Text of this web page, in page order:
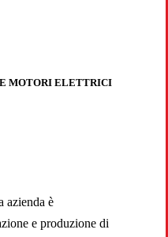
MOTORI ELETTRICI
azienda è
e produzione di